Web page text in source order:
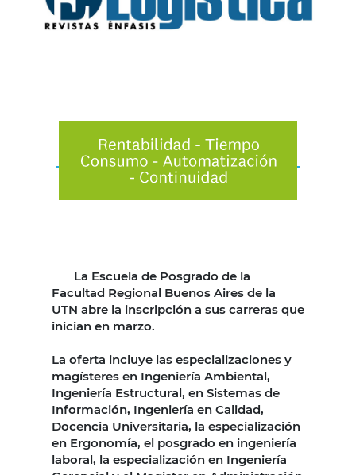
La Escuela de Posgrado de la
Facultad Regional Buenos Aires de la
UTN abre la inscripción a sus carreras que
inician en marzo.
La oferta incluye las especializaciones y
magísteres en Ingeniería Ambiental,
Ingeniería Estructural, en Sistemas de
Información, Ingeniería en Calidad,
Docencia Universitaria, la especialización
en Ergonomía, el posgrado en ingeniería
laboral, la especialización en Ingeniería